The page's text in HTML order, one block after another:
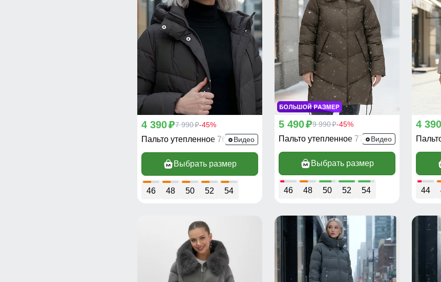
4 390p7 990p-45%
Пальто утепленное 7623TK
Видео
Выбрать размер
46 48 50 52 54
5 490p9 990p-45%
Пальто утепленное 7745TK
Видео
Выбрать размер
46 48 50 52 54
4 390
44